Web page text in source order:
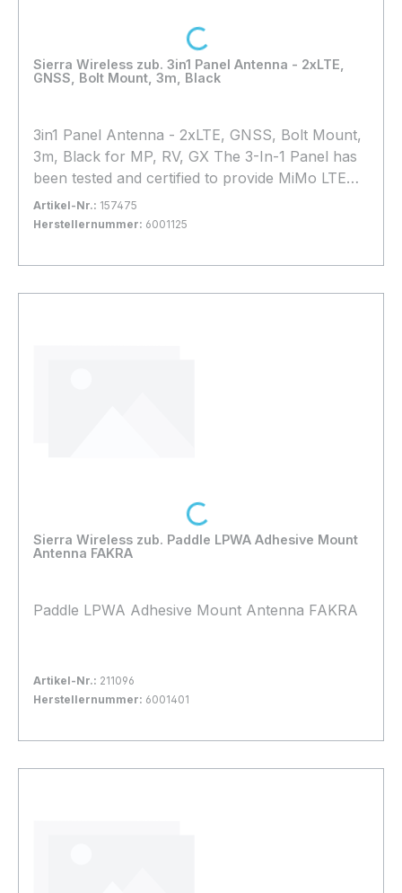
Sierra Wireless zub. 3in1 Panel Antenna - 2xLTE,
GNSS, Bolt Mount, 3m, Black
3in1 Panel Antenna - 2xLTE, GNSS, Bolt Mount,
3m, Black for MP, RV, GX The 3-In-1 Panel has
been tested and certified to provide MiMo LTE
antenna function for AirLink routers and
gateways. The compact, robust low profile
weatherproof and contains two antenna
Artikel-Nr.: 157475
Herstellernummer: 6001125
In den Warenkorb
Loading...
Sierra Wireless zub. Paddle LPWA Adhesive Mount
Antenna FAKRA
Paddle LPWA Adhesive Mount Antenna FAKRA
Artikel-Nr.: 211096
Herstellernummer: 6001401
In den Warenkorb
Loading...